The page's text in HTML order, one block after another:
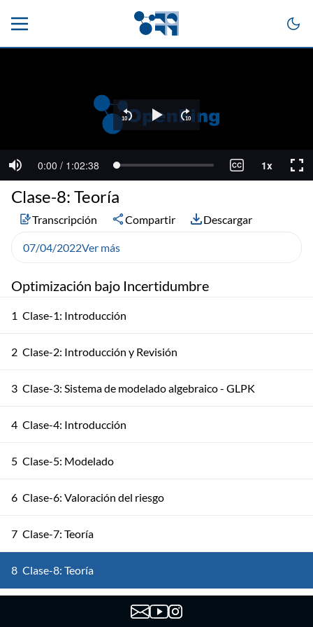
Optimización bajo Incertidumbre
1 Clase-1: Introducción
2 Clase-2: Introducción y Revisión
3 Clase-3: Sistema de modelado algebraico - GLPK
4 Clase-4: Introducción
5 Clase-5: Modelado
6 Clase-6: Valoración del riesgo
7 Clase-7: Teoría
8 Clase-8: Teoría
Clase-9: Modelos múltiple etapa (codificación)
Clase-8: Teoría
Transcripción Compartir Descargar
07/04/2022Ver más